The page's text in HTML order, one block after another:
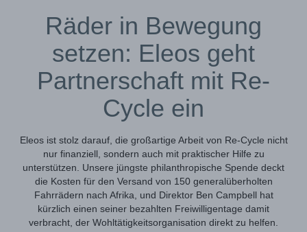
Räder in Bewegung
setzen: Eleos geht
Partnerschaft mit Re-
Cycle ein
Eleos ist stolz darauf, die großartige Arbeit von Re-Cycle nicht
nur finanziell, sondern auch mit praktischer Hilfe zu
unterstützen. Unsere jüngste philanthropische Spende deckt
die Kosten für den Versand von 150 generalüberholten
Fahrrädern nach Afrika, und Direktor Ben Campbell hat
kürzlich einen seiner bezahlten Freiwilligentage damit
verbracht, der Wohltätigkeitsorganisation direkt zu helfen.